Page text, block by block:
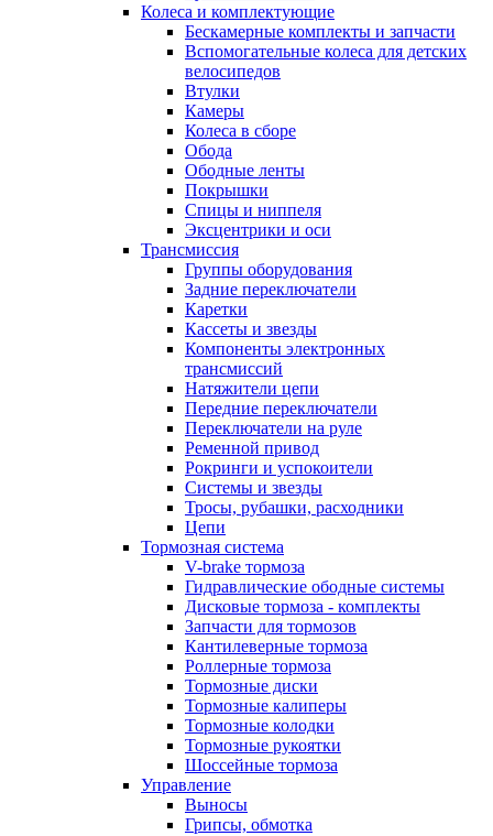
Колеса и комплектующие
Бескамерные комплекты и запчасти
Вспомогательные колеса для детских
велосипедов
Втулки
Камеры
Колеса в сборе
Обода
Ободные ленты
Покрышки
Спицы и ниппеля
Эксцентрики и оси
Трансмиссия
Группы оборудования
Задние переключатели
Каретки
Кассеты и звезды
Компоненты электронных
трансмиссий
Натяжители цепи
Передние переключатели
Переключатели на руле
Ременной привод
Рокринги и успокоители
Системы и звезды
Тросы, рубашки, расходники
Цепи
Тормозная система
V-brake тормоза
Гидравлические ободные системы
Дисковые тормоза - комплекты
Запчасти для тормозов
Кантилеверные тормоза
Роллерные тормоза
Тормозные диски
Тормозные калиперы
Тормозные колодки
Тормозные рукоятки
Шоссейные тормоза
Управление
Выносы
Грипсы, обмотка